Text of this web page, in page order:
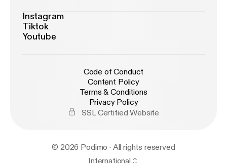
Instagram
Tiktok
Youtube
Code of Conduct
Content Policy
Terms & Conditions
Privacy Policy
SSL Certified Website
© 2026 Podimo · All rights reserved
International